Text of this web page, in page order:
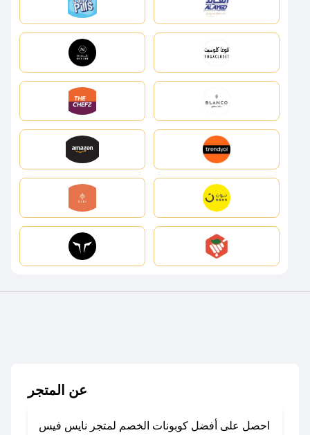
عن المتجر
احصل على أفضل كوبونات الخصم لمتجر نايس فيس